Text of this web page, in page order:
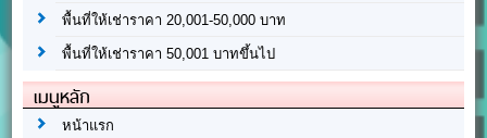
พื้นที่ให้เช่าราคา 20,001-50,000 บาท
พื้นที่ให้เช่าราคา 50,001 บาทขึ้นไป
เมนูหลัก
หน้าแรก